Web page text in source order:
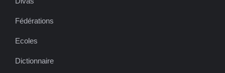
Fédérations
Ecoles
Dictionnaire